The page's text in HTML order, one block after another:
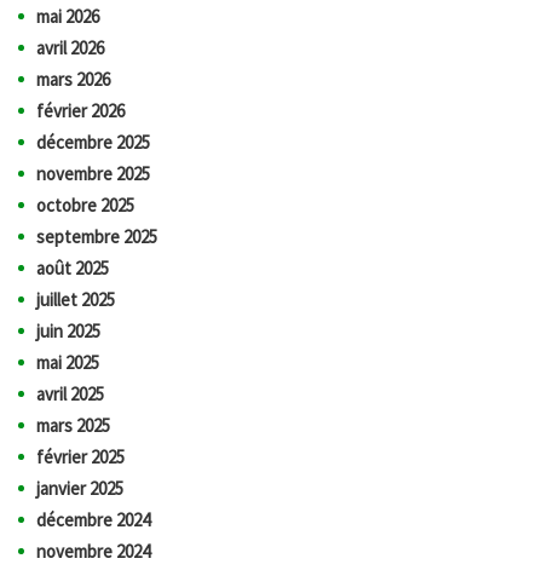
mai 2026
avril 2026
mars 2026
février 2026
décembre 2025
novembre 2025
octobre 2025
septembre 2025
août 2025
juillet 2025
juin 2025
mai 2025
avril 2025
mars 2025
février 2025
janvier 2025
décembre 2024
novembre 2024